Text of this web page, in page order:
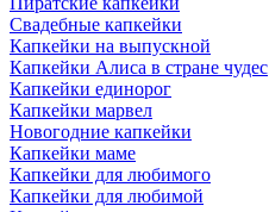
Свадебные капкейки
Капкейки на выпускной
Капкейки Алиса в стране чудес
Капкейки единорог
Капкейки марвел
Новогодние капкейки
Капкейки маме
Капкейки для любимого
Капкейки для любимой